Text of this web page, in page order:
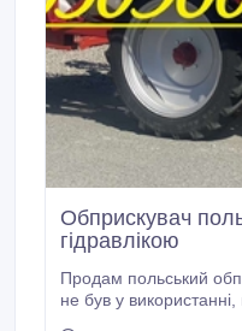
Обприскувач
гідравлікою
Продам польський
не був у використанні, не рваний, не варений, без